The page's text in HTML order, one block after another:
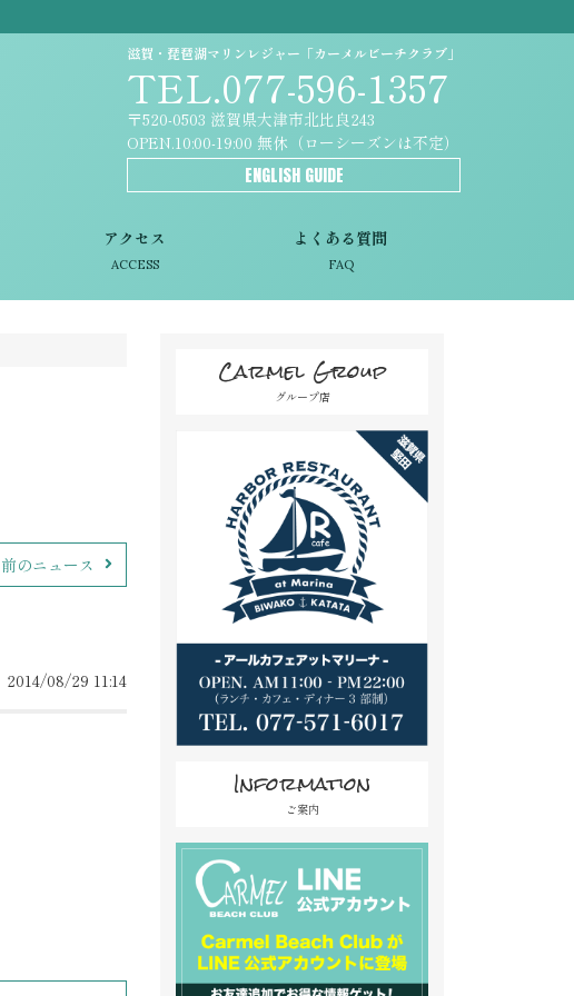
アクセス
ACCESS
よくある質問
FAQ
滋賀・琵琶湖マリンレジャー「カーメルビーチクラブ」
TEL.077-596-1357
〒520-0503 滋賀県大津市北比良243
OPEN.10:00-19:00 無休（ローシーズンは不定）
ENGLISH GUIDE
前のニュース
2014/08/29 11:14
Carmel Group
グループ店
Information
ご案内